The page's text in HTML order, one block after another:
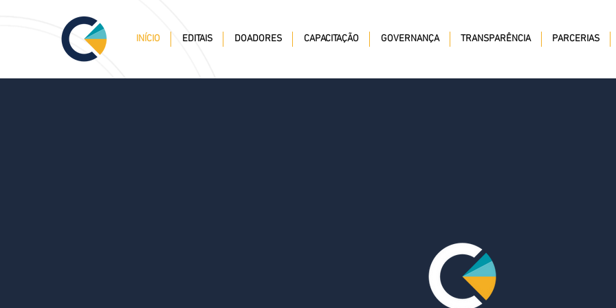
INÍCIO EDITAIS DOADORES CAPACITAÇÃO GOVERNANÇA TRANSPARÊNCIA PARCERIAS